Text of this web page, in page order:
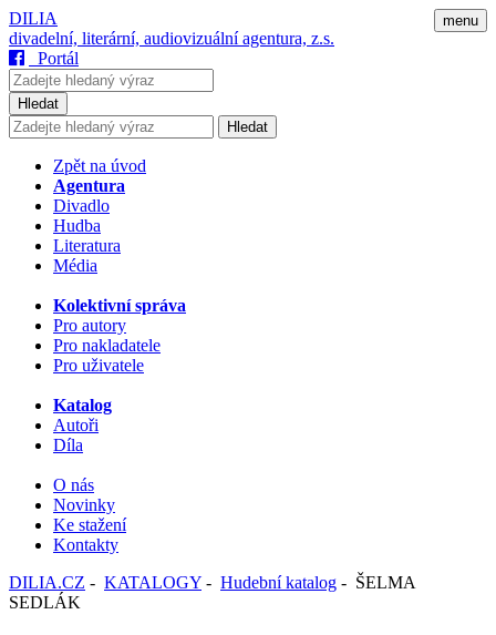
menu
DILIA
divadelní, literární, audiovizuální agentura, z.s.
Portál
Hledat
Hledat
Zpět na úvod
Agentura
Divadlo
Hudba
Literatura
Média
Kolektivní správa
Pro autory
Pro nakladatele
Pro uživatele
Katalog
Autoři
Díla
O nás
Novinky
Ke stažení
Kontakty
DILIA.CZ - KATALOGY - Hudební katalog - ŠELMA
SEDLÁK